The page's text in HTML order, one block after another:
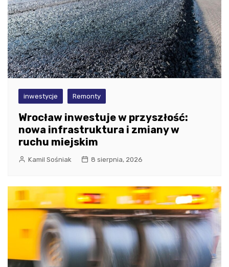
inwestycje Remonty
Wrocław inwestuje w przyszłość:
nowa infrastruktura i zmiany w
ruchu miejskim
Kamil Sośniak 8 sierpnia, 2026